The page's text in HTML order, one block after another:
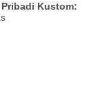
Kustom: